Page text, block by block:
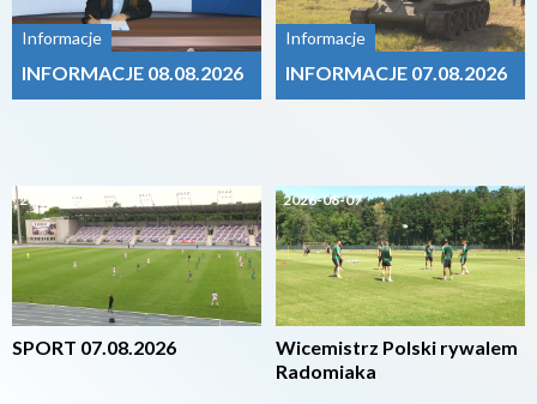
Informacje
INFORMACJE 08.08.2026
2026-08-07
SPORT 07.08.2026
Informacje
INFORMACJE 07.08.2026
2026-08-07
Wicemistrz Polski rywalem
Radomiaka